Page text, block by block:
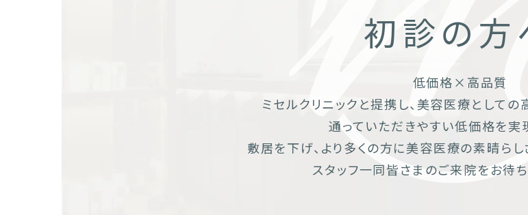
初診の方
低価格×高品質
ミセルクリニックと提携し、美容医療としての
通っていただきやすい低価格を実
敷居を下げ、より多くの方に美容医療の素晴らし
スタッフ一同皆さまのご来院をお待ち